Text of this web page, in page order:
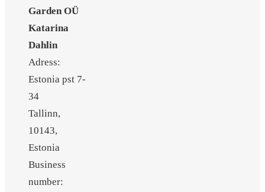
Garden OÜ
Katarina
Dahlin
Adress:
Estonia pst 7-
34
Tallinn,
10143,
Estonia
Business
number: